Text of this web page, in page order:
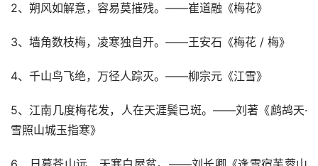
2、朔风如解意，容易莫摧残。——崔道融《梅花》
3、墙角数枝梅，凌寒独自开。——王安石《梅花 / 梅》
4、千山鸟飞绝，万径人踪灭。——柳宗元《江雪》
5、江南几度梅花发，人在天涯鬓已斑。——刘著《鹧鸪天·
雪照山城玉指寒》